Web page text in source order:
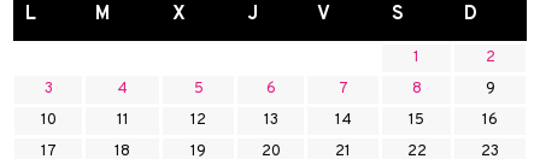
L M X J V S D
1
2
3
4 5 6 7 8
9
10
11 12 13 14 15
16
17
18 19 20 21 22
23